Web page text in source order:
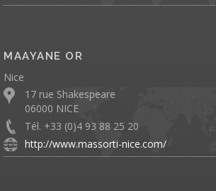
MAAYANE OR
Nice
17 rue Shakespeare
06000 NICE
Tél. +33 (0)4 93 88 25 20
http://www.massorti-nice.com/